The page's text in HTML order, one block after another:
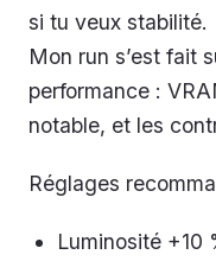
si tu veux stabilité.
Mon run s’est fait
performance :
notable, et les
Réglages
Luminosité +10